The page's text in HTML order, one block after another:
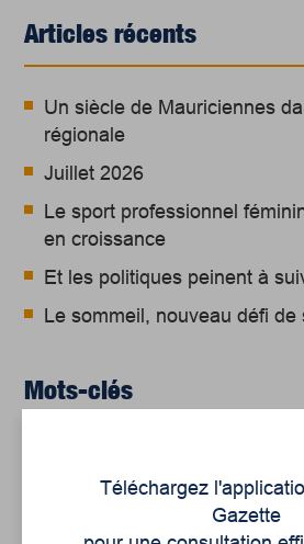
Articles récents
Un siècle de Mauriciennes
régionale
Juillet 2026
Le sport professionnel
en croissance
Et les politiques peinent à
Le sommeil, nouveau défi
Mots-clés
Téléchargez
Gazette